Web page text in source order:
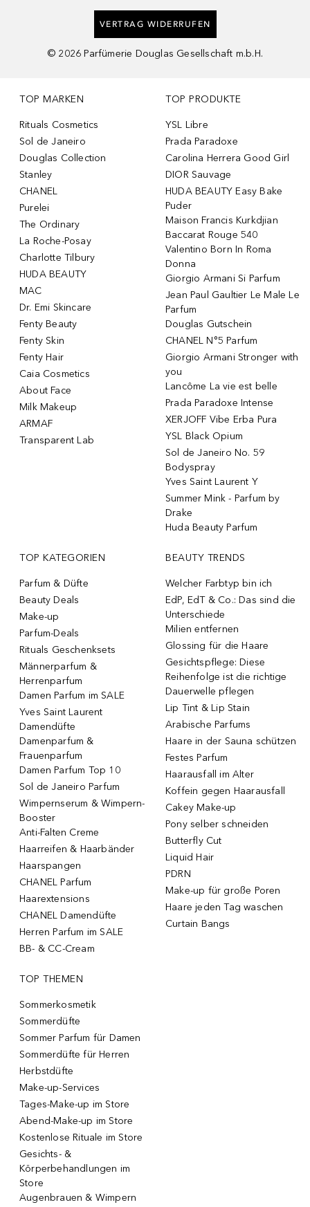
VERTRAG WIDERRUFEN
© 2026 Parfümerie Douglas Gesellschaft m.b.H.
TOP MARKEN
Rituals Cosmetics
Sol de Janeiro
Douglas Collection
Stanley
CHANEL
Purelei
The Ordinary
La Roche-Posay
Charlotte Tilbury
HUDA BEAUTY
MAC
Dr. Emi Skincare
Fenty Beauty
Fenty Skin
Fenty Hair
Caia Cosmetics
About Face
Milk Makeup
ARMAF
Transparent Lab
TOP PRODUKTE
YSL Libre
Prada Paradoxe
Carolina Herrera Good Girl
DIOR Sauvage
HUDA BEAUTY Easy Bake
Puder
Maison Francis Kurkdjian
Baccarat Rouge 540
Valentino Born In Roma
Donna
Giorgio Armani Si Parfum
Jean Paul Gaultier Le Male Le
Parfum
Douglas Gutschein
CHANEL N°5 Parfum
Giorgio Armani Stronger with
you
Lancôme La vie est belle
Prada Paradoxe Intense
XERJOFF Vibe Erba Pura
YSL Black Opium
Sol de Janeiro No. 59
Bodyspray
Yves Saint Laurent Y
Summer Mink - Parfum by
Drake
Huda Beauty Parfum
TOP KATEGORIEN
Parfum & Düfte
Beauty Deals
Make-up
Parfum-Deals
Rituals Geschenksets
Männerparfum &
Herrenparfum
Damen Parfum im SALE
Yves Saint Laurent
Damendüfte
Damenparfum &
Frauenparfum
Damen Parfum Top 10
Sol de Janeiro Parfum
Wimpernserum & Wimpern-
Booster
Anti-Falten Creme
Haarreifen & Haarbänder
Haarspangen
CHANEL Parfum
Haarextensions
CHANEL Damendüfte
Herren Parfum im SALE
BB- & CC-Cream
BEAUTY TRENDS
Welcher Farbtyp bin ich
EdP, EdT & Co.: Das sind die
Unterschiede
Milien entfernen
Glossing für die Haare
Gesichtspflege: Diese
Reihenfolge ist die richtige
Dauerwelle pflegen
Lip Tint & Lip Stain
Arabische Parfums
Haare in der Sauna schützen
Festes Parfum
Haarausfall im Alter
Koffein gegen Haarausfall
Cakey Make-up
Pony selber schneiden
Butterfly Cut
Liquid Hair
PDRN
Make-up für große Poren
Haare jeden Tag waschen
Curtain Bangs
TOP THEMEN
Sommerkosmetik
Sommerdüfte
Sommer Parfum für Damen
Sommerdüfte für Herren
Herbstdüfte
Make-up-Services
Tages-Make-up im Store
Abend-Make-up im Store
Kostenlose Rituale im Store
Gesichts- &
Körperbehandlungen im
Store
Augenbrauen & Wimpern